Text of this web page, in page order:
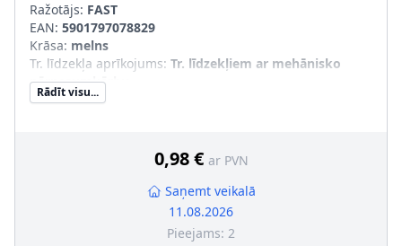
Ražotājs: FAST
EAN: 5901797078829
Krāsa: melns
Tr. līdzekļa aprīkojums: Tr. līdzekļiem ar mehānisko
pārnesumkārbu
Papildu artikuls/Papildu info 2
Rādīt visu...
0,98 € ar PVN
Saņemt veikalā
11.08.2026
Pieejams: 2